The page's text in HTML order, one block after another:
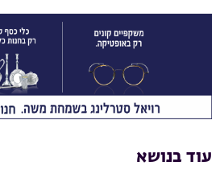
עוד בנושא